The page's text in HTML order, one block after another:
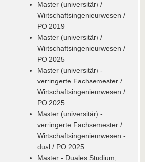
Master (universitär) /
Wirtschaftsingenieurwesen /
PO 2019
Master (universitär) /
Wirtschaftsingenieurwesen /
PO 2025
Master (universitär) -
verringerte Fachsemester /
Wirtschaftsingenieurwesen /
PO 2025
Master (universitär) -
verringerte Fachsemester /
Wirtschaftsingenieurwesen -
dual / PO 2025
Master - Duales Studium,